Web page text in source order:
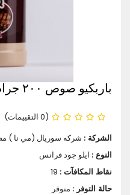
باربكيو صوص ٢٠٠ جرام
(0 التقييمات)
الشركة :شركه سوريال (مي نا ) مصر
النوع : ايلو جود فرانس
نقاط المكافآت :19
حالة التوفر :متوفر